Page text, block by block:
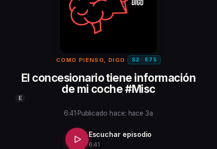
COMO PIENSO, DIGO · S2 · E75
El concesionario tiene información
de mi coche #Misc
E
6:41·Publicado hace: hace 3a
Escuchar episodio
6:41